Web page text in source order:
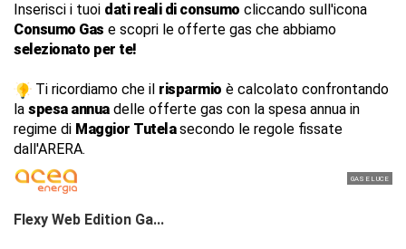
Inserisci i tuoi dati reali di consumo cliccando sull'icona
Consumo Gas e scopri le offerte gas che abbiamo
selezionato per te!
Ti ricordiamo che il risparmio è calcolato confrontando
la spesa annuadelle offerte gas con la spesa annua in
regime di Maggior Tutelasecondo le regole fissate
dall'ARERA.
GAS E LUCE
Flexy Web Edition Ga...